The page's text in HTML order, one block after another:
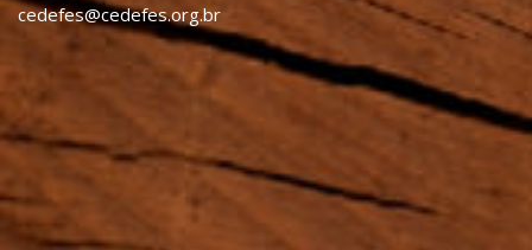
cedefes@cedefes.org.br